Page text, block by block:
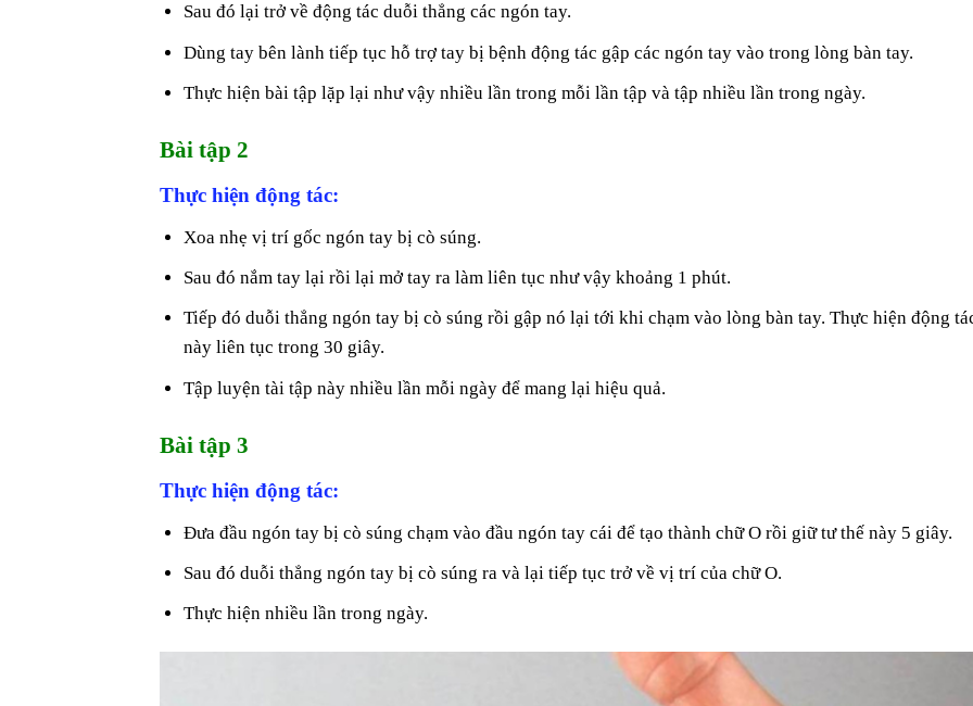
Sau đó lại trở về động tác duỗi thẳng các ngón tay.
Dùng tay bên lành tiếp tục hỗ trợ tay bị bệnh động tác gập các ngón tay vào trong lòng bàn tay.
Thực hiện bài tập lặp lại như vậy nhiều lần trong mỗi lần tập và tập nhiều lần trong ngày.
Bài tập 2
Thực hiện động tác:
Xoa nhẹ vị trí gốc ngón tay bị cò súng.
Sau đó nắm tay lại rồi lại mở tay ra làm liên tục như vậy khoảng 1 phút.
Tiếp đó duỗi thẳng ngón tay bị cò súng rồi gập nó lại tới khi chạm vào lòng bàn tay. Thực hiện động
này liên tục trong 30 giây.
Tập luyện tài tập này nhiều lần mỗi ngày để mang lại hiệu quả.
Bài tập 3
Thực hiện động tác:
Đưa đầu ngón tay bị cò súng chạm vào đầu ngón tay cái để tạo thành chữ O rồi giữ tư thế này 5 giây.
Sau đó duỗi thẳng ngón tay bị cò súng ra và lại tiếp tục trở về vị trí của chữ O.
Thực hiện nhiều lần trong ngày.